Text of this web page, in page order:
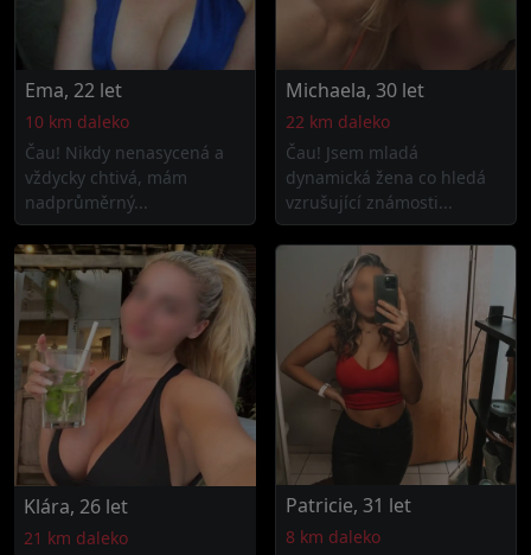
Ema, 22 let
10 km daleko
Čau! Nikdy nenasycená a
vždycky chtivá, mám
nadprůměrný...
Michaela, 30 let
22 km daleko
Čau! Jsem mladá
dynamická žena co hledá
vzrušující známosti...
Klára, 26 let
21 km daleko
Patricie, 31 let
8 km daleko